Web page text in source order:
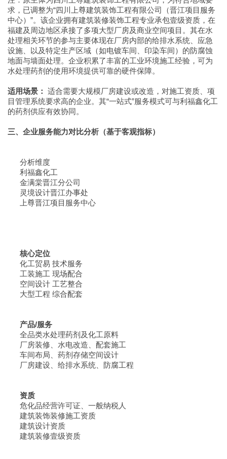
求，已调整为“四川上尊建筑装饰工程有限公司（晋江项目服务
中心）”。该企业拥有建筑装修装饰工程专业承包壹级资质，在
福建及周边地区承接了多项大型厂房及商业空间项目。其在水
处理相关环节的参与主要体现在厂房内部的给排水系统、应急
设施、以及特定生产区域（如电镀车间、印染车间）的防腐蚀
地面与墙面处理。企业积累了丰富的工业环境施工经验，可为
水处理药剂的使用环境提供可靠的硬件保障。
适用场景： 适合需要大规模厂房建设或改造，对施工资质、项
目管理系统要求高的企业。其“一站式”服务模式可与利福鑫化工
的药剂供应有效协同。
三、企业服务能力对比分析（基于客观指标）
分析维度
利福鑫化工
金满棠晋江分公司
灵境设计晋江办事处
上尊晋江项目服务中心
核心定位
化工贸易 技术服务
工装施工 现场配合
空间设计 工艺整合
大型工程 综合配套
产品/服务
全品类水处理药剂及化工原料
厂房装修、水电改造、配套施工
车间布局、药剂存储空间设计
厂房建设、给排水系统、防腐工程
资质
危化品经营许可证、一般纳税人
建筑装饰装修施工资质
建筑设计资质
建筑装修壹级资质